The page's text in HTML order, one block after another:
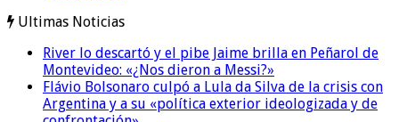
Ultimas Noticias
River lo descartó y el pibe Jaime brilla en Peñarol de
Montevideo: «¿Nos dieron a Messi?»
Flávio Bolsonaro culpó a Lula da Silva de la crisis con
Argentina y a su «política exterior ideologizada y de